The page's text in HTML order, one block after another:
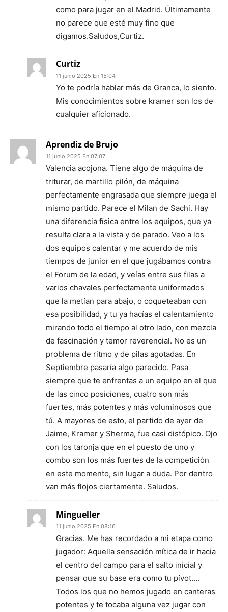
como para jugar en el Madrid. Últimamente
no parece que esté muy fino que
digamos.Saludos,Curtiz.
Curtiz
11 junio 2025 En 15:04
Yo te podría hablar más de Granca, lo siento.
Mis conocimientos sobre kramer son los de
cualquier aficionado.
Aprendiz de Brujo
11 junio 2025 En 07:07
Valencia acojona. Tiene algo de máquina de
triturar, de martillo pilón, de máquina
perfectamente engrasada que siempre juega el
mismo partido. Parece el Milan de Sachi. Hay
una diferencia física entre los equipos, que ya
resulta clara a la vista y de parado. Veo a los
dos equipos calentar y me acuerdo de mis
tiempos de junior en el que jugábamos contra
el Forum de la edad, y veías entre sus filas a
varios chavales perfectamente uniformados
que la metían para abajo, o coqueteaban con
esa posibilidad, y tu ya hacías el calentamiento
mirando todo el tiempo al otro lado, con mezcla
de fascinación y temor reverencial. No es un
problema de ritmo y de pilas agotadas. En
Septiembre pasaría algo parecido. Pasa
siempre que te enfrentas a un equipo en el que
de las cinco posiciones, cuatro son más
fuertes, más potentes y más voluminosos que
tú. A mayores de esto, el partido de ayer de
Jaime, Kramer y Sherma, fue casi distópico. Ojo
con los taronja que en el puesto de uno y
combo son los más fuertes de la competición
en este momento, sin lugar a duda. Por dentro
van más flojos ciertamente. Saludos.
Mingueller
11 junio 2025 En 08:16
Gracias. Me has recordado a mi etapa como
jugador: Aquella sensación mítica de ir hacia
el centro del campo para el salto inicial y
pensar que su base era como tu pívot….
Todos los que no hemos jugado en canteras
potentes y te tocaba alguna vez jugar con